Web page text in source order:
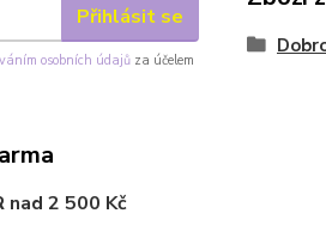
Přihlásit se
osobních údajů za účelem
nad 2 500 Kč